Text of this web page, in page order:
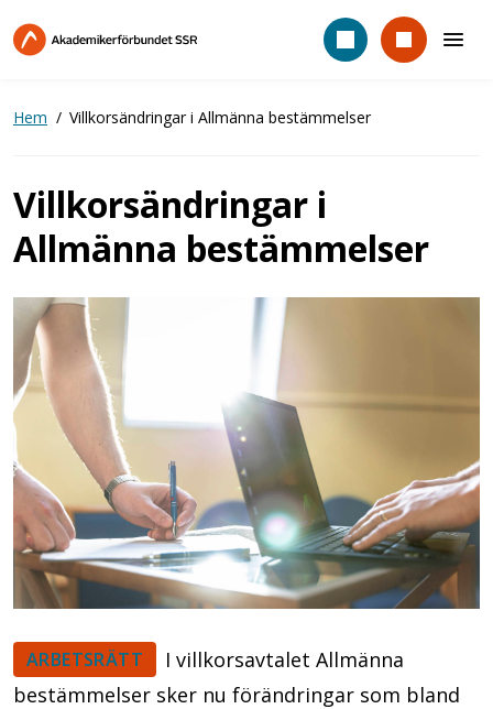
till
Hem Villkorsändringar i Allmänna bestämmelser
Villkorsändringar i
Allmänna bestämmelser
ARBETSRÄTT
I villkorsavtalet Allmänna
bestämmelser sker nu förändringar som bland